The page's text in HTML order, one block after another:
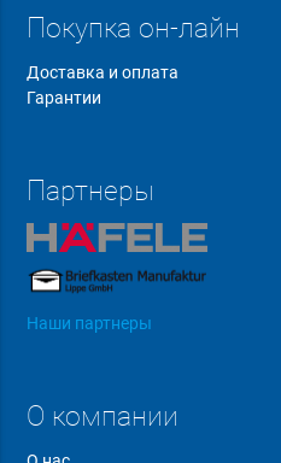
Покупка он-лайн
Доставка и оплата
Гарантии
Партнеры
Наши партнеры
О компании